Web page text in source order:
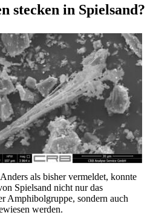
stecken in Spielsand?
als bisher vermeldet, konnte
Spielsand nicht nur das
Amphibolgruppe, sondern auch
werden.